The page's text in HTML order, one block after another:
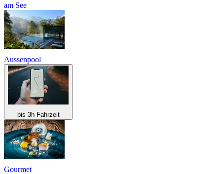
am See
Aussenpool
bis 3h Fahrzeit
Gourmet